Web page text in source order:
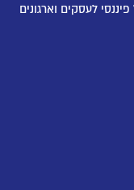
לעסקים וארגונים